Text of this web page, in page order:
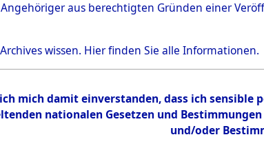
Person
Bestand
Angehöriger aus berechtigten Gründen einer
wissen. Hierfinden Sie alle Informationen.
mich damit einverstanden, dass ich sensible
nationalen Gesetzen und
und/oder